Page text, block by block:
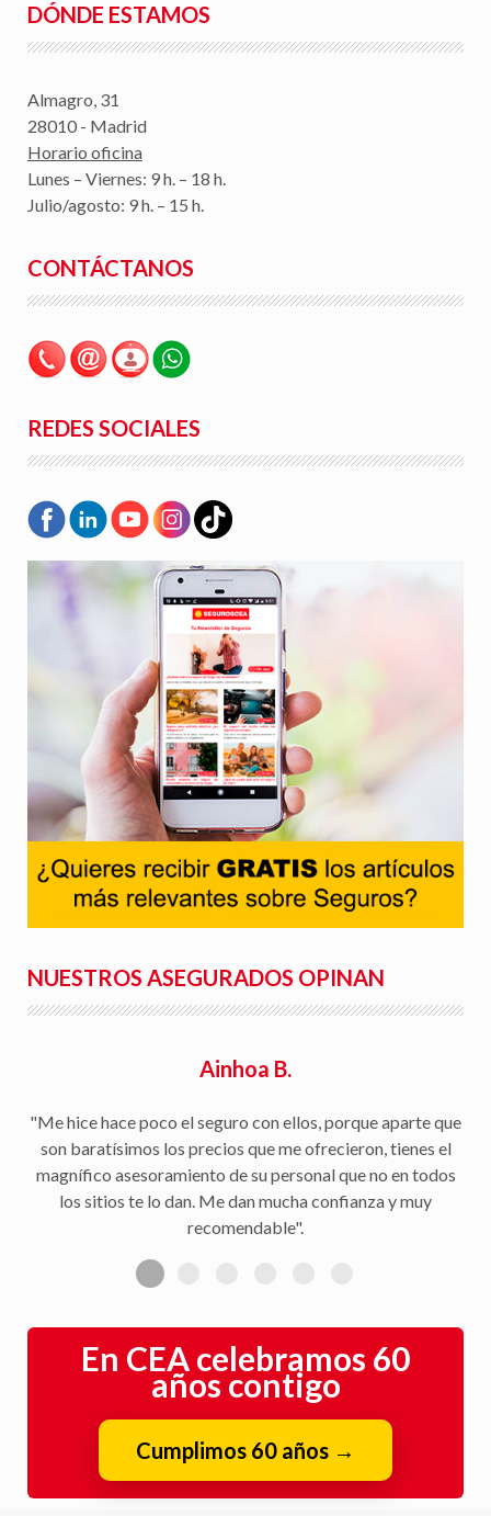
DÓNDE ESTAMOS
Almagro, 31
28010 - Madrid
Horario oficina
Lunes – Viernes: 9 h. – 18 h.
Julio/agosto: 9 h. – 15 h.
CONTÁCTANOS
REDES SOCIALES
NUESTROS ASEGURADOS OPINAN
Ainhoa B.
"Me hice hace poco el seguro con ellos, porque aparte que
son baratísimos los precios que me ofrecieron, tienes el
magnífico asesoramiento de su personal que no en todos
los sitios te lo dan. Me dan mucha confianza y muy
recomendable".
En CEA celebramos 60
años contigo
Cumplimos 60 años →